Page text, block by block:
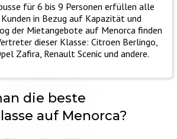
für 6 bis 9 Personen erfüllen alle
in Bezug auf Kapazität und
der Mietangebote auf Menorca finden
dieser Klasse: Citroen Berlingo,
Zafira, Renault Scenic und andere.
die beste
auf Menorca?